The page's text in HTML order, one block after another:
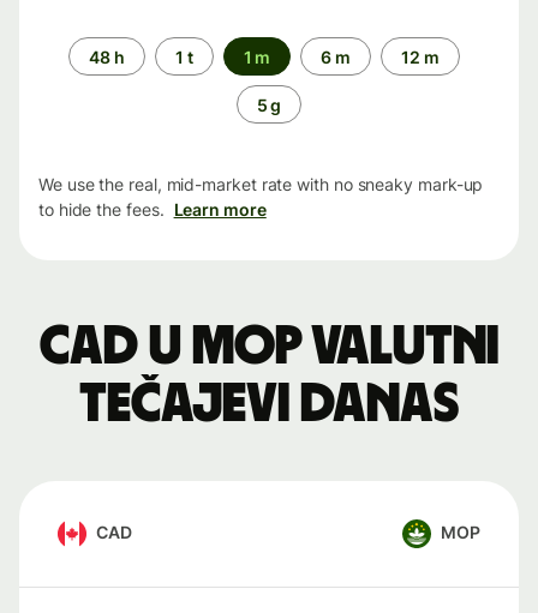
Time
period
48 h 1 t 1 m 6 m 12 m
5 g
We use the real, mid-market rate with no sneaky mark-up
to hide the fees. Learn more
CAD u MOP valutni
tečajevi danas
CAD MOP